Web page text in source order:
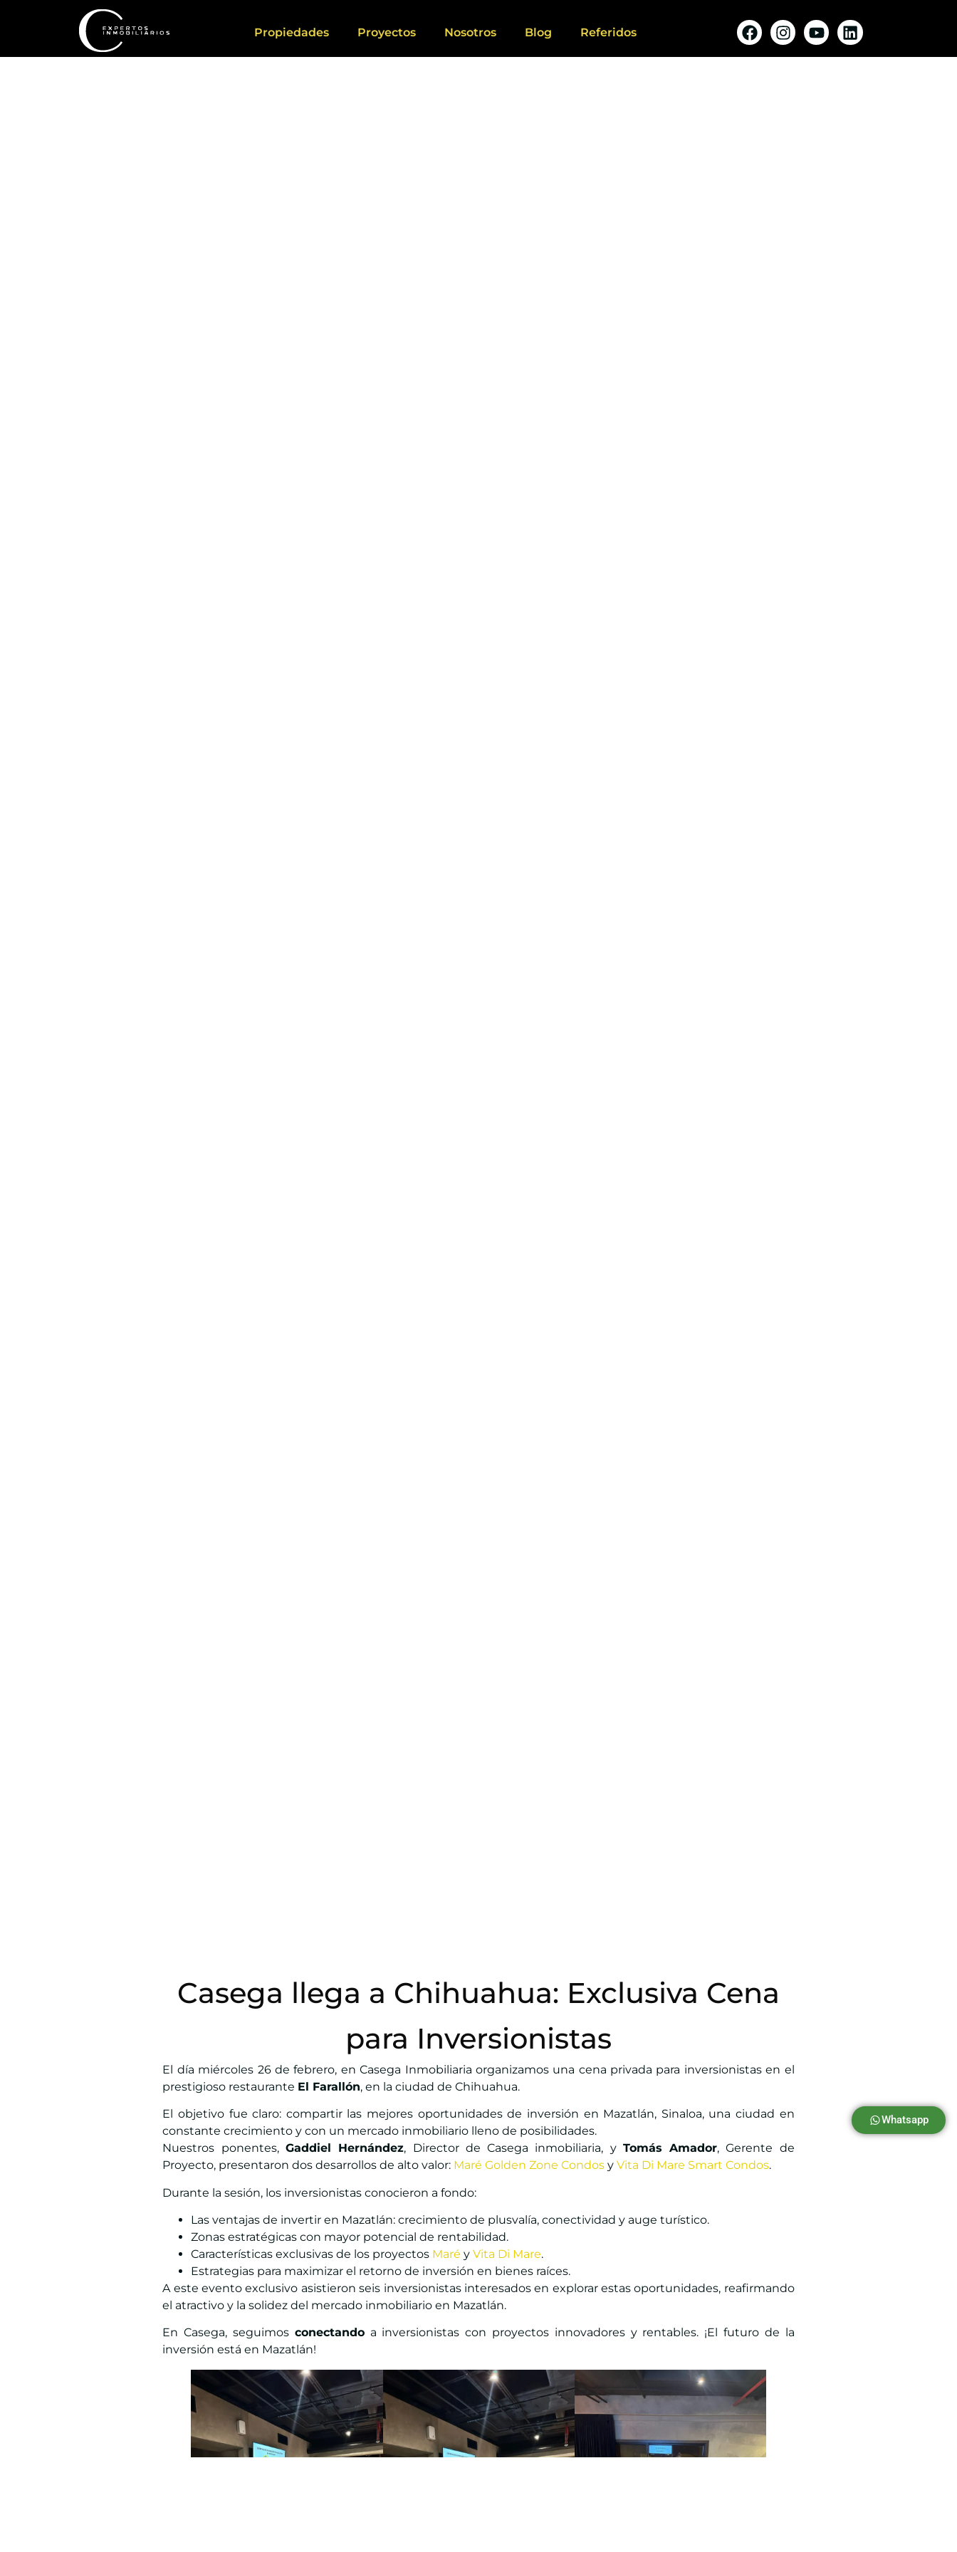
Propiedades Proyectos Nosotros Blog Referidos
Whatsapp
Casega llega a Chihuahua: Exclusiva Cena
para Inversionistas
El día miércoles 26 de febrero, en Casega Inmobiliaria organizamos una cena privada para inversionistas en el
prestigioso restaurante El Farallón, en la ciudad de Chihuahua.
El objetivo fue claro: compartir las mejores oportunidades de inversión en Mazatlán, Sinaloa, una ciudad en
constante crecimiento y con un mercado inmobiliario lleno de posibilidades.
Nuestros ponentes, Gaddiel Hernández, Director de Casega inmobiliaria, y Tomás Amador, Gerente de
Proyecto, presentaron dos desarrollos de alto valor: Maré Golden Zone Condos yVita Di Mare Smart Condos.
Durante la sesión, los inversionistas conocieron a fondo:
Las ventajas de invertir en Mazatlán: crecimiento de plusvalía, conectividad y auge turístico.
Zonas estratégicas con mayor potencial de rentabilidad.
Características exclusivas de los proyectos Maré yVita Di Mare.
Estrategias para maximizar el retorno de inversión en bienes raíces.
A este evento exclusivo asistieron seis inversionistas interesados en explorar estas oportunidades, reafirmando
el atractivo y la solidez del mercado inmobiliario en Mazatlán.
En Casega, seguimos conectandoa inversionistas con proyectos innovadores y rentables. ¡El futuro de la
inversión está en Mazatlán!